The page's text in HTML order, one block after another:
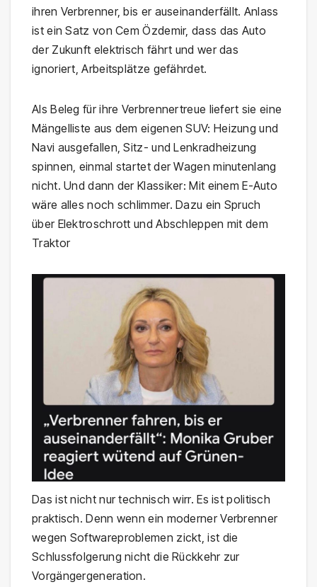
ihren Verbrenner, bis er auseinanderfällt. Anlass
ist ein Satz von Cem Özdemir, dass das Auto
der Zukunft elektrisch fährt und wer das
ignoriert, Arbeitsplätze gefährdet.
Als Beleg für ihre Verbrennertreue liefert sie eine
Mängelliste aus dem eigenen SUV: Heizung und
Navi ausgefallen, Sitz- und Lenkradheizung
spinnen, einmal startet der Wagen minutenlang
nicht. Und dann der Klassiker: Mit einem E-Auto
wäre alles noch schlimmer. Dazu ein Spruch
über Elektroschrott und Abschleppen mit dem
Traktor
Das ist nicht nur technisch wirr. Es ist politisch
praktisch. Denn wenn ein moderner Verbrenner
wegen Softwareproblemen zickt, ist die
Schlussfolgerung nicht die Rückkehr zur
Vorgängergeneration.